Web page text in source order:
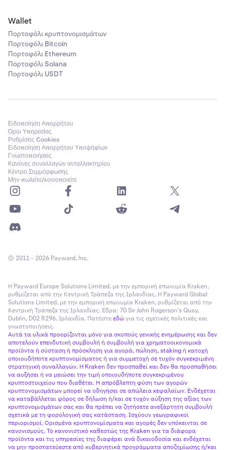
Wallet
Πορτοφόλι κρυπτονομισμάτων
Πορτοφόλι Bitcoin
Πορτοφόλι Ethereum
Πορτοφόλι Solana
Πορτοφόλι USDT
Ειδοποίηση Απορρήτου
Όροι Υπηρεσίας
Ρυθμίσεις Cookies
Ειδοποίηση Απορρήτου Υποψηφίων
Γνωστοποιήσεις
Κανόνες συναλλαγών ανταλλακτηρίου
Κέντρο Συμμόρφωσης
Μην πωλείτε/κοινοποιείτε
© 2011 - 2026 Payward, Inc.
Η Payward Europe Solutions Limited, με την εμπορική επωνυμία Kraken,
ρυθμίζεται από την Κεντρική Τράπεζα της Ιρλανδίας. Η Payward Global
Solutions Limited, με την εμπορική επωνυμία Kraken, ρυθμίζεται από την
Κεντρική Τράπεζα της Ιρλανδίας. Έδρα: 70 Sir John Rogerson’s Quay,
Dublin, D02 R296, Ιρλανδία. Πατήστεεδώγια τις σχετικές πολιτικές και
γνωστοποιήσεις.
Αυτά τα υλικά προορίζονται μόνο για σκοπούς γενικής ενημέρωσης και δεν
αποτελούν επενδυτική συμβουλή ή συμβουλή για χρηματοοικονομικά
προϊόντα ή σύσταση ή πρόσκληση για αγορά, πώληση, staking ή κατοχή
οποιουδήποτε κρυπτονομίσματος ή για συμμετοχή σε τυχόν συγκεκριμένη
στρατηγική συναλλαγών. Η Kraken δεν προσπαθεί και δεν θα προσπαθήσει
να αυξήσει ή να μειώσει την τιμή οποιουδήποτε συγκεκριμένου
κρυπτοστοιχείου που διαθέτει. Η απρόβλεπτη φύση των αγορών
κρυπτονομισμάτων μπορεί να οδηγήσει σε απώλεια κεφαλαίων. Ενδέχεται
να καταβάλλεται φόρος σε δήλωση ή/και σε τυχόν αύξηση της αξίας των
κρυπτονομισμάτων σας και θα πρέπει να ζητήσετε ανεξάρτητη συμβουλή
σχετικά με τη φορολογική σας κατάσταση. Ισχύουν γεωγραφικοί
περιορισμοί. Ορισμένα κρυπτονομίσματα και αγορές δεν υπόκεινται σε
κανονισμούς. Το κανονιστικό καθεστώς της Kraken για τα διάφορα
προϊόντα και τις υπηρεσίες της διαφέρει ανά δικαιοδοσία και ενδέχεται
να μην προστατεύεστε από κυβερνητικά προγράμματα αποζημίωσης ή/και